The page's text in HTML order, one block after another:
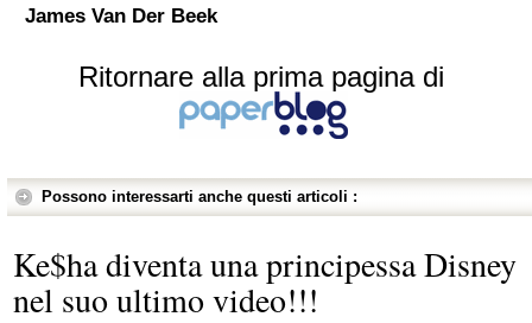
James Van Der Beek
Ritornare alla prima pagina di
Possono interessarti anche questi articoli :
Ke$ha diventa una principessa Disney
nel suo ultimo video!!!